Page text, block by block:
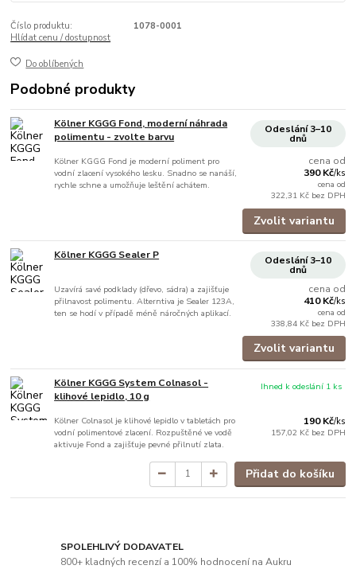
Číslo produktu:
1078-0001
Hlídat cenu / dostupnost
Do oblíbených
Podobné produkty
Kölner KGGG Fond, moderní náhrada
polimentu - zvolte barvu
Kölner KGGG Fond je moderní poliment pro
vodní zlacení vysokého lesku. Snadno se nanáší,
rychle schne a umožňuje leštění achátem.
cena od
390 Kč/ks
cena od
322,31 Kč bez DPH
Odeslání 3–10
dnů
Zvolit variantu
Kölner KGGG Sealer P
Uzavírá savé podklady (dřevo, sádra) a zajišťuje
přilnavost polimentu. Alterntiva je Sealer 123A,
ten se hodí v případě méně náročných aplikací.
cena od
410 Kč/ks
cena od
338,84 Kč bez DPH
Odeslání 3–10
dnů
Zvolit variantu
Kölner KGGG System Colnasol -
klihové lepidlo, 10 g
Kölner Colnasol je klihové lepidlo v tabletách pro
vodní polimentové zlacení. Rozpuštěné ve vodě
aktivuje Fond a zajišťuje pevné přilnutí zlata.
190 Kč/ks
157,02 Kč bez DPH
Ihned k odeslání 1 ks
Přidat do košíku
SPOLEHLIVÝ DODAVATEL
800+ kladných recenzí a 100% hodnocení na Aukru